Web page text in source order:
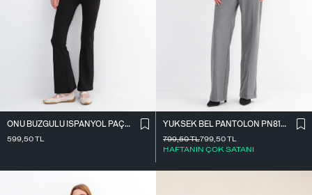
ÖNÜ BÜZGÜLÜ İ̇SPANYOL PAÇA TAYT TYT4009
599,50TL
YÜKSEK BEL PANTOLON PN8130-R4
799,50TL
HAFTANIN ÇOK SATANI
799,50TL